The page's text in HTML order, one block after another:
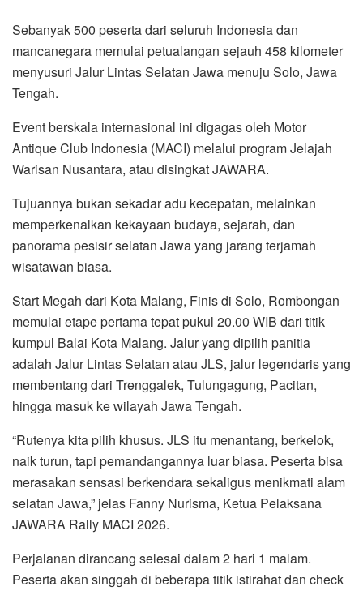
Sebanyak 500 peserta dari seluruh Indonesia dan
mancanegara memulai petualangan sejauh 458 kilometer
menyusuri Jalur Lintas Selatan Jawa menuju Solo, Jawa
Tengah.
Event berskala internasional ini digagas oleh Motor
Antique Club Indonesia (MACI) melalui program Jelajah
Warisan Nusantara, atau disingkat JAWARA.
Tujuannya bukan sekadar adu kecepatan, melainkan
memperkenalkan kekayaan budaya, sejarah, dan
panorama pesisir selatan Jawa yang jarang terjamah
wisatawan biasa.
Start Megah dari Kota Malang, Finis di Solo, Rombongan
memulai etape pertama tepat pukul 20.00 WIB dari titik
kumpul Balai Kota Malang. Jalur yang dipilih panitia
adalah Jalur Lintas Selatan atau JLS, jalur legendaris yang
membentang dari Trenggalek, Tulungagung, Pacitan,
hingga masuk ke wilayah Jawa Tengah.
“Rutenya kita pilih khusus. JLS itu menantang, berkelok,
naik turun, tapi pemandangannya luar biasa. Peserta bisa
merasakan sensasi berkendara sekaligus menikmati alam
selatan Jawa,” jelas Fanny Nurisma, Ketua Pelaksana
JAWARA Rally MACI 2026.
Perjalanan dirancang selesai dalam 2 hari 1 malam.
Peserta akan singgah di beberapa titik istirahat dan check